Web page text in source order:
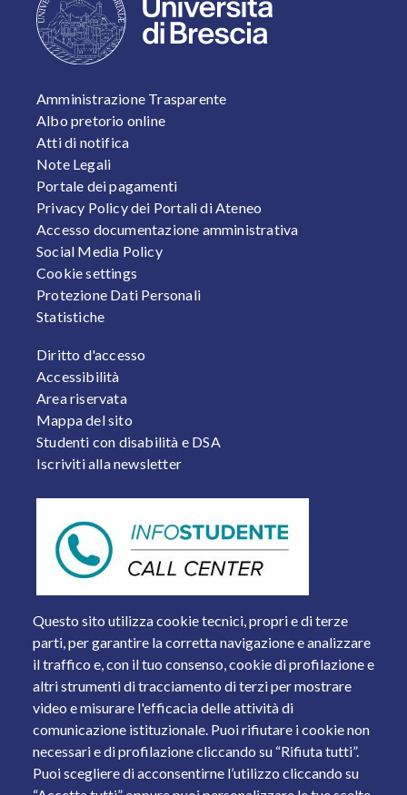
Questo sito utilizza cookie tecnici, propri e di terze
parti, per garantire la corretta navigazione e analizzare
il traffico e, con il tuo consenso, cookie di profilazione e
altri strumenti di tracciamento di terzi per mostrare
video e misurare l'efficacia delle attività di
comunicazione istituzionale. Puoi rifiutare i cookie non
necessari e di profilazione cliccando su “Rifiuta tutti”.
Puoi scegliere di acconsentirne l’utilizzo cliccando su
FOOTER 1
Amministrazione Trasparente
Albo pretorio online
Atti di notifica
Note Legali
Portale dei pagamenti
Privacy Policy dei Portali di Ateneo
Accesso documentazione amministrativa
Social Media Policy
Cookie settings
Protezione Dati Personali
Statistiche
FOOTER 2
Diritto d'accesso
Accessibilità
Area riservata
Mappa del sito
Studenti con disabilità e DSA
Iscriviti alla newsletter
Piazza del Mercato, 15 - 25121 Brescia
Tel. +39 030 2988.1 PEC:
ammcentr@cert.unibs.it